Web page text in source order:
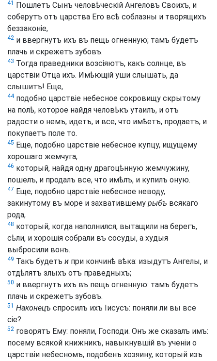
41
Пошлетъ Сынъ человѣческій Ангеловъ Своихъ, и
соберутъ отъ царства Его всѣ соблазны и творящихъ
беззаконіе,
42 и ввергнутъ ихъ въ пещь огненную; тамъ будетъ
плачь и скрежетъ зубовъ.
43 Тогда праведники возсіяютъ, какъ солнце, въ
царствіи Отца ихъ. Имѣющій уши слышать, да
слышитъ! Еще,
44подобно царствіе небесное сокровищу скрытому
на полѣ, которое найдя человѣкъ утаилъ, и отъ
радости о немъ, идетъ, и все, что имѣетъ, продаетъ, и
покупаетъ поле то.
45 Еще, подобно царствіе небесное купцу, ищущему
хорошаго жемчуга,
46 который, найдя одну драгоцѣнную жемчужину,
пошелъ, и продалъ все, что имѣлъ, и купилъ оную.
47 Еще, подобно царствіе небесное неводу,
закинутому въ море и захватившему рыбъ всякаго
рода,
48 который, когда наполнился, вытащили на берегъ,
сѣли, и хорошія собрали въ сосуды, а худыя
выбросили вонъ.
49 Такъ будетъ и при кончинѣ вѣка: изыдутъ Ангелы, и
отдѣлятъ злыхъ отъ праведныхъ;
50 и ввергнутъ ихъ въ пещь огненную: тамъ будетъ
плачь и скрежетъ зубовъ.
51 Наконецъ спросилъ ихъ Іисусъ: поняли ли вы все
сіе?
52 говорятъ Ему: поняли, Господи. Онъ же сказалъ имъ:
посему всякой книжникъ, навыкнувшій въ ученіи о
царствіи небесномъ, подобенъ хозяину, который изъ